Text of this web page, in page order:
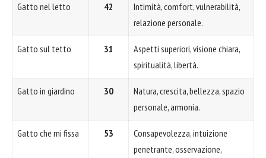
Gatto nel letto 42
Intimità, comfort, vulnerabilità,
relazione personale.
Gatto sul tetto 31
Aspetti superiori, visione chiara,
spiritualità, libertà.
Gatto in giardino 30
Natura, crescita, bellezza, spazio
personale, armonia.
Gatto che mi fissa 53
Consapevolezza, intuizione
penetrante, osservazione,